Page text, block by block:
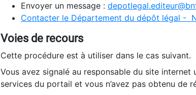
Envoyer un message :
Contacter le Département du dépôt légal -
Voies de recours
Cette procédure est à utiliser dans le cas suivant.
Vous avez signalé au responsable du site internet
services du portail et vous n’avez pas obtenu de